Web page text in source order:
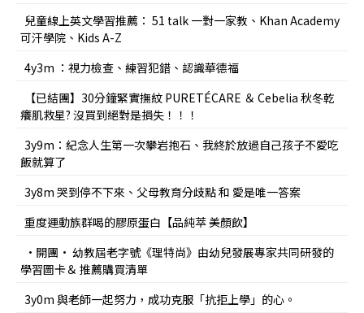
兒童線上英文學習推薦： 51 talk 一對一家教、Khan Academy
可汗學院、Kids A-Z
4y3m ：視力檢查、練習犯錯、認識華德福
【已結團】30分鐘緊實撫紋 PURETÉCARE ＆ Cebelia 秋冬乾
癢肌救星? 沒買到絕對是損失！！！
3y9m：紀念人生第一次攀岩抱石、我終於放過自己孩子不愛吃
飯就算了
3y8m 哭到停不下來、父母教育分歧點 和 愛是唯一答案
重度運動族群喝的膠原蛋白【品純萃 美顏飲】
•開團• 幼教屆老字號《理特尚》由幼兒發展專家共同研發的
學習圖卡＆ 推薦購買清單
3y0m 與老師一起努力，成功克服「抗拒上學」的心。